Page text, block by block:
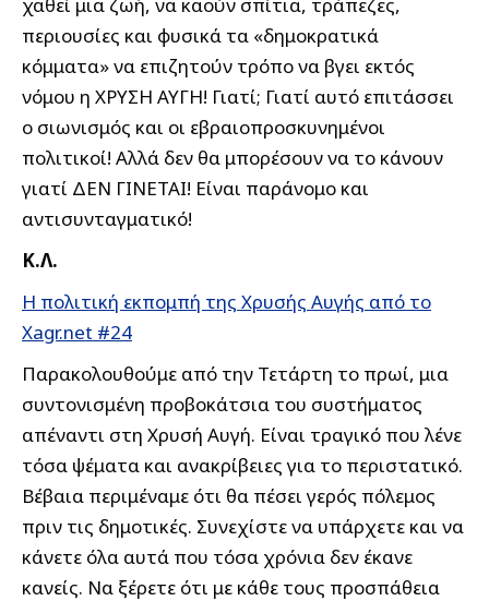
περιουσίες και φυσικά τα «δημοκρατικά
κόμματα» να επιζητούν τρόπο να βγει εκτός
νόμου η ΧΡΥΣΗ ΑΥΓΗ! Γιατί; Γιατί αυτό επιτάσσει
ο σιωνισμός και οι εβραιοπροσκυνημένοι
πολιτικοί! Αλλά δεν θα μπορέσουν να το κάνουν
γιατί ΔΕΝ ΓΙΝΕΤΑΙ! Είναι παράνομο και
αντισυνταγματικό!
Κ.Λ.
Η πολιτική εκπομπή της Χρυσής Αυγής από το
Xagr.net #24
Παρακολουθούμε από την Τετάρτη το πρωί, μια
συντονισμένη προβοκάτσια του συστήματος
απέναντι στη Χρυσή Αυγή. Είναι τραγικό που λένε
τόσα ψέματα και ανακρίβειες για το περιστατικό.
Βέβαια περιμέναμε ότι θα πέσει γερός πόλεμος
πριν τις δημοτικές. Συνεχίστε να υπάρχετε και να
κάνετε όλα αυτά που τόσα χρόνια δεν έκανε
κανείς. Να ξέρετε ότι με κάθε τους προσπάθεια